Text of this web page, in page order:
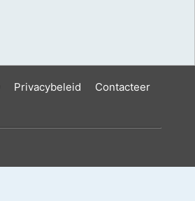
Privacybeleid
Contacteer